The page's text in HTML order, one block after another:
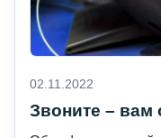
02.11.2022
Звоните – вам